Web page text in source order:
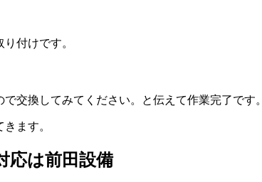
付けです。
交換してみてください。と伝えて作業完了です。
ます。
応は前田設備